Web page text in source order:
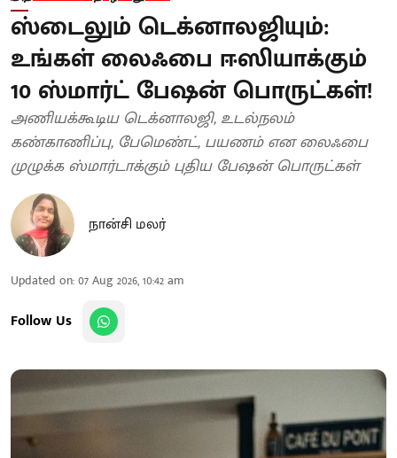
ஸ்டைலும் டெக்னாலஜியும்:
உங்கள் லைஃபை ஈஸியாக்கும்
10 ஸ்மார்ட் பேஷன் பொருட்கள்!
அணியக்கூடிய டெக்னாலஜி, உடல்நலம்
கண்காணிப்பு, பேமெண்ட், பயணம் என லைஃபை
முழுக்க ஸ்மார்டாக்கும் புதிய பேஷன் பொருட்கள்
நான்சி மலர்
Updated on:07 Aug 2026, 10:42 am
Follow Us